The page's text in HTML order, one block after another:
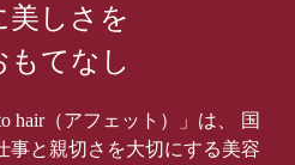
美しさを
てなし
hair（アフェット）」は、 国
事と親切さを大切にする美容